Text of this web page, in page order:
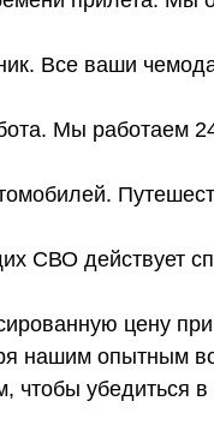
Все ваши
Мы работаем
СВО действует
цену
нашим опытным
чтобы убедиться